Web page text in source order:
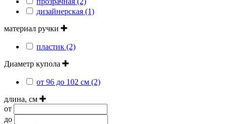
дизайнерская (1)
материал ручки
пластик (2)
Диаметр купола
от 96 до 102 см (2)
длина, см
от
до